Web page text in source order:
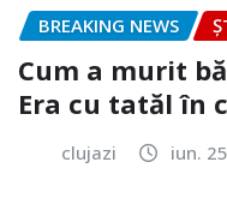
BREAKING NEWS
Cum a murit
Era cu tatăl în
clujazi iun.